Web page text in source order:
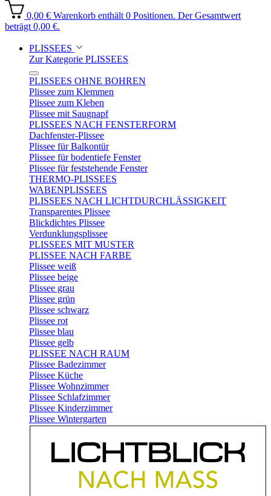
0,00 € Warenkorb enthält 0 Positionen. Der Gesamtwert
beträgt 0,00 €.
PLISSEES
Zur Kategorie PLISSEES
PLISSEES OHNE BOHREN
Plissee zum Klemmen
Plissee zum Kleben
Plissee mit Saugnapf
PLISSEES NACH FENSTERFORM
Dachfenster-Plissee
Plissee für Balkontür
Plissee für bodentiefe Fenster
Plissee für feststehende Fenster
THERMO-PLISSEES
WABENPLISSEES
PLISSEES NACH LICHTDURCHLÄSSIGKEIT
Transparentes Plissee
Blickdichtes Plissee
Verdunklungsplissee
PLISSEES MIT MUSTER
PLISSEE NACH FARBE
Plissee weiß
Plissee beige
Plissee grau
Plissee grün
Plissee schwarz
Plissee rot
Plissee blau
Plissee gelb
PLISSEE NACH RAUM
Plissee Badezimmer
Plissee Küche
Plissee Wohnzimmer
Plissee Schlafzimmer
Plissee Kinderzimmer
Plissee Wintergarten